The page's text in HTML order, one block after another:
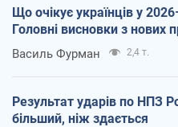
Що очікує українців у
Головні висновки з нових
Василь Фурман 2,4 т.
Результат ударів по НПЗ
більший, ніж здається